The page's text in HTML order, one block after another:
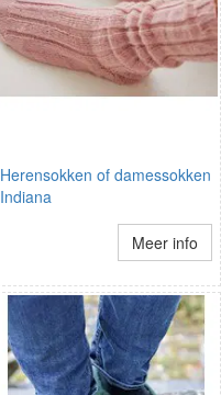
Herensokken of damessokken
Indiana
Meer info